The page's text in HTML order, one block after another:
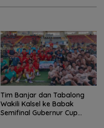
Tim Banjar dan Tabalong
Wakili Kalsel ke Babak
Semifinal Gubernur Cup